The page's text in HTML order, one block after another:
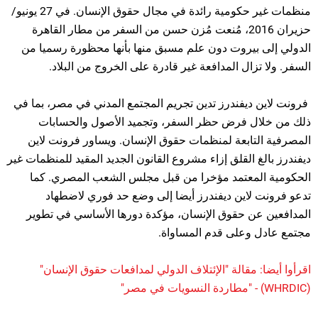
منظمات غير حكومية رائدة في مجال حقوق الإنسان. في 27 يونيو/
حزيران 2016، مُنعت مُزن حسن من السفر من مطار القاهرة
الدولي إلى بيروت دون علم مسبق منها بأنها محظورة رسميا من
السفر. ولا تزال المدافعة غير قادرة على الخروج من البلاد.
فرونت لاين ديفندرز تدين تجريم المجتمع المدني في مصر، بما في
ذلك من خلال فرض حظر السفر، وتجميد الأصول والحسابات
المصرفية التابعة لمنظمات حقوق الإنسان. ويساور فرونت لاين
ديفندرز بالغ القلق إزاء مشروع القانون الجديد المقيد للمنظمات غير
الحكومية المعتمد مؤخرا من قبل مجلس الشعب المصري. كما
تدعو فرونت لاين ديفندرز أيضا إلى وضع حد فوري لاضطهاد
المدافعين عن حقوق الإنسان، مؤكدة دورها الأساسي في تطوير
مجتمع عادل وعلى قدم المساواة.
اقرأوا أيضا: مقالة "الإئتلاف الدولي لمدافعات حقوق الإنسان"
(WHRDIC) - "مطاردة النسويات في مصر"